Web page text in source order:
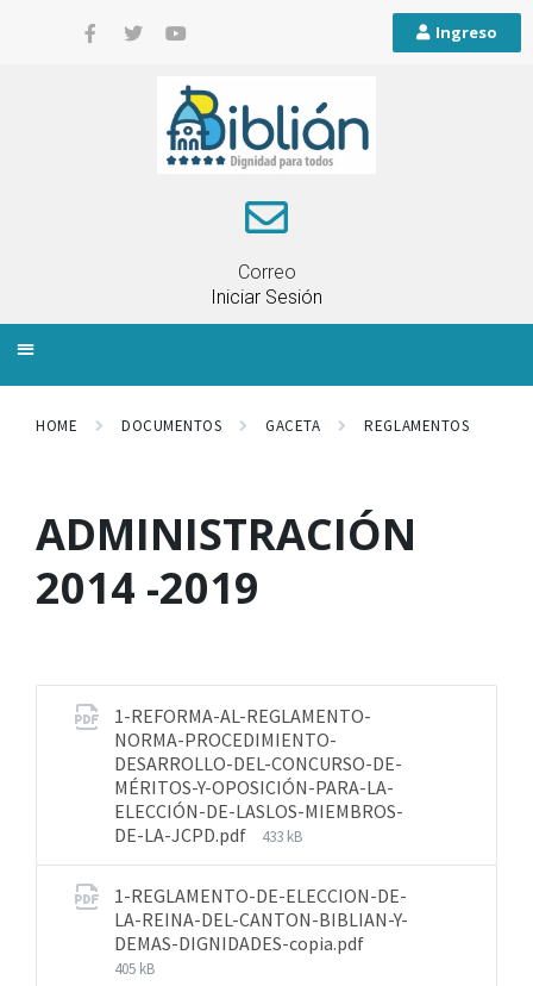
Ingreso
Correo
Iniciar Sesión
HOME DOCUMENTOS GACETA REGLAMENTOS
ADMINISTRACIÓN
2014 -2019
1-REFORMA-AL-REGLAMENTO-
NORMA-PROCEDIMIENTO-
DESARROLLO-DEL-CONCURSO-DE-
MÉRITOS-Y-OPOSICIÓN-PARA-LA-
ELECCIÓN-DE-LASLOS-MIEMBROS-
DE-LA-JCPD.pdf
433 kB
1-REGLAMENTO-DE-ELECCION-DE-
LA-REINA-DEL-CANTON-BIBLIAN-Y-
DEMAS-DIGNIDADES-copia.pdf
405 kB